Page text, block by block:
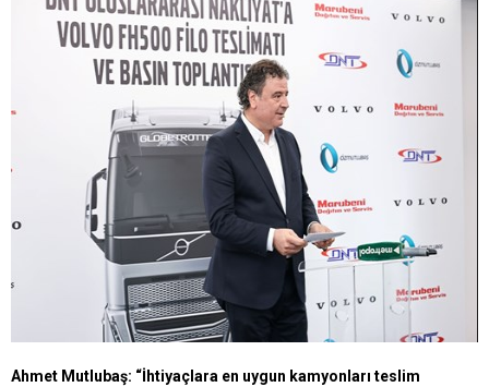
Ahmet Mutlubaş: “İhtiyaçlara en uygun kamyonları teslim